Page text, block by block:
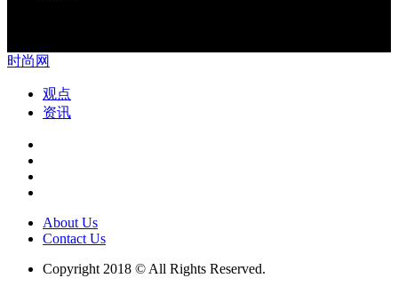
时尚网
观点
资讯
About Us
Contact Us
Copyright 2018 © All Rights Reserved.